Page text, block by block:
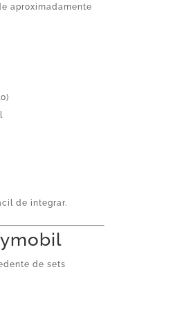
aproximadamente
de integrar.
de sets